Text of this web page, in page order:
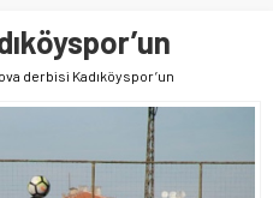
derbisi Kadıköyspor’un